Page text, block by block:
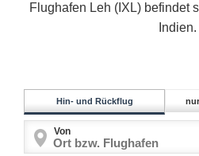
Flughafen Leh (IXL) befindet
Indien.
Hin- und Rückflug
Von